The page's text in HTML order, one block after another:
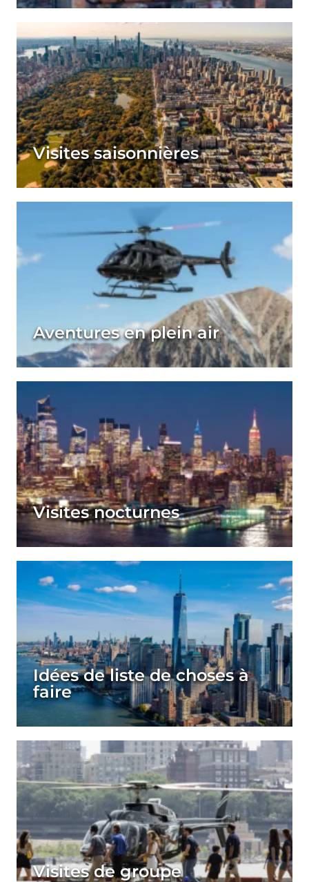
Visites saisonnières
Aventures en plein air
Visites nocturnes
Idées de liste de choses à
faire
Visites de groupe